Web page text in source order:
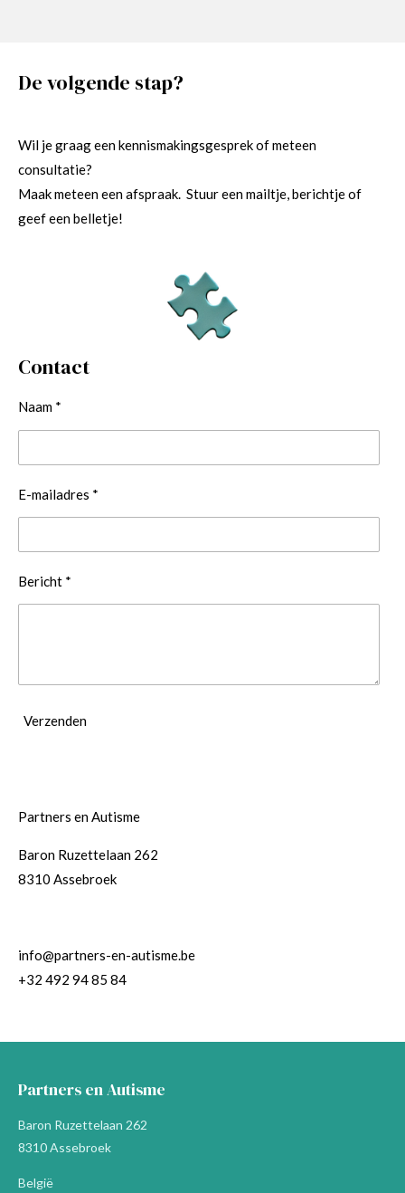
De volgende stap?
Wil je graag een kennismakingsgesprek of meteen
consultatie?
Maak meteen een afspraak. Stuur een mailtje, berichtje of
geef een belletje!
Contact
Naam *
E-mailadres *
Bericht *
Verzenden
Partners en Autisme
Baron Ruzettelaan 262
8310 Assebroek
info@partners-en-autisme.be
+32 492 94 85 84
Partners en Autisme
Baron Ruzettelaan 262
8310 Assebroek
België